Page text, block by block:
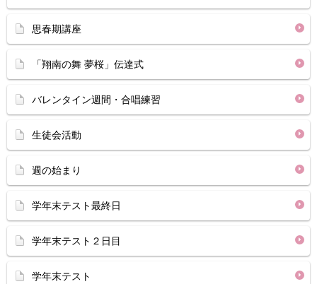
思春期講座
「翔南の舞 夢桜」伝達式
バレンタイン週間・合唱練習
生徒会活動
週の始まり
学年末テスト最終日
学年末テスト２日目
学年末テスト